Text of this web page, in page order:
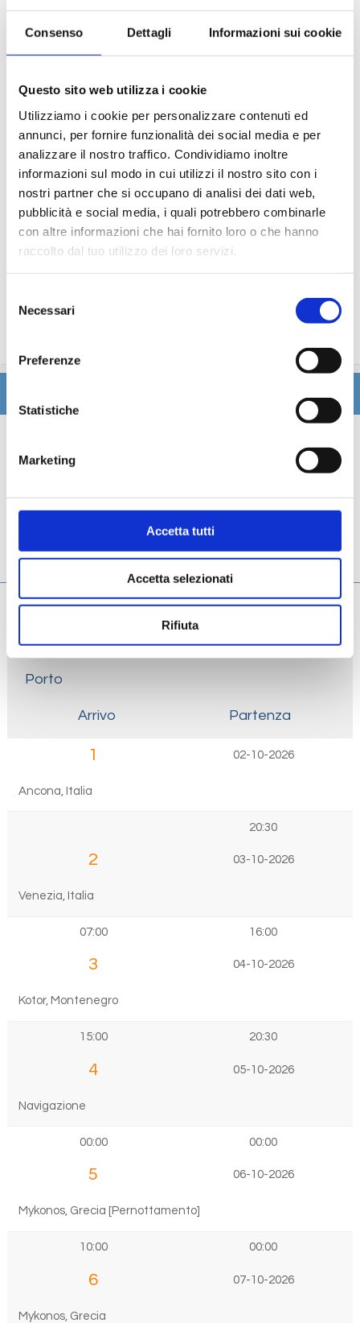
Consenso Dettagli Informazioni sui cookie
Questo sito web utilizza i cookie
Utilizziamo i cookie per personalizzare contenuti ed
annunci, per fornire funzionalità dei social media e per
analizzare il nostro traffico. Condividiamo inoltre
informazioni sul modo in cui utilizzi il nostro sito con i
nostri partner che si occupano di analisi dei dati web,
pubblicità e social media, i quali potrebbero combinarle
con altre informazioni che hai fornito loro o che hanno
raccolto dal tuo utilizzo dei loro servizi.
delNecessari
Preferenze
Statistiche
Marketing
Accetta tutti
Accetta selezionati
Rifiuta
Bevande a dispenser, serata di Gala con menù
particolare.
crociera.
L'utilizzo di tutte le attrezzature della nave: piscine,
lettini, teli mare, palestra, vasche idromassaggio,
biblioteca, discoteca.
La quota non comprende
Le bevande, le escursioni a terra nel corso della crociera,
Le quote di servizio altri servizi (parrucchiere, massaggi,
trattamenti estetici, medico, navigazione internet,
Ponti
Giorno Data
Porto
Arrivo Partenza
1 02-10-2026
Ancona, Italia
20:30
2 03-10-2026
Venezia, Italia
07:00 16:00
3 04-10-2026
Kotor, Montenegro
15:00 20:30
4 05-10-2026
Navigazione
00:00 00:00
5 06-10-2026
Mykonos, Grecia [Pernottamento]
10:00 00:00
6 07-10-2026
Mykonos, Grecia